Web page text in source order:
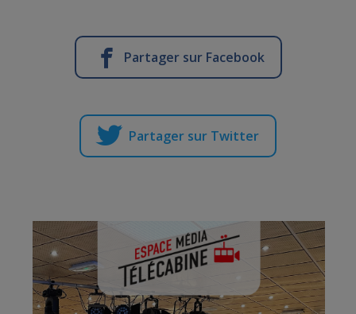
Partager sur Facebook
Partager sur Twitter